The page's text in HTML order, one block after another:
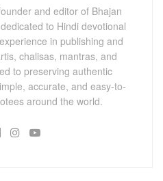
and editor of Bhajan
to Hindi devotional
in publishing and
chalisas, mantras, and
to preserving authentic
accurate, and easy-to-
around the world.